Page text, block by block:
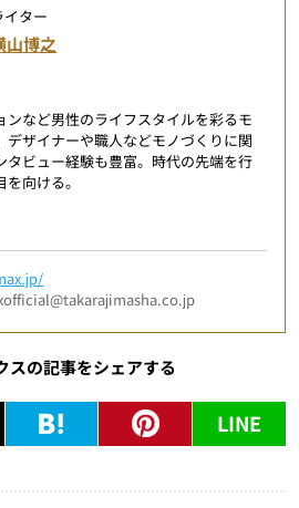
イター
山博之
ンなど男性のライフスタイルを彩るモ
デザイナーや職人などモノづくりに関
タビュー経験も豊富。時代の先端を行
向ける。
スの記事をシェアする
LINE